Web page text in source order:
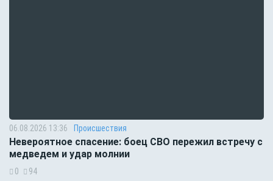
06.08.2026 13:36 Происшествия
Невероятное спасение: боец СВО пережил встречу с
медведем и удар молнии
0 94